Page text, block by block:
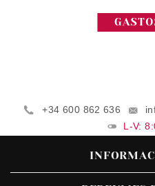
+34 600 862 636
L-V: